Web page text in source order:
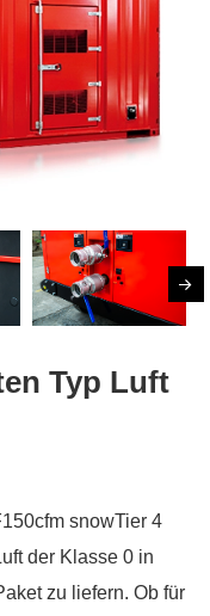
Typ Luft
snowTier 4
der Klasse 0 in
zu liefern. Ob für